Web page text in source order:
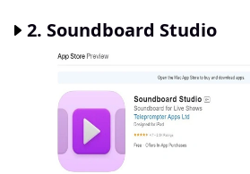
2. Soundboard Studio